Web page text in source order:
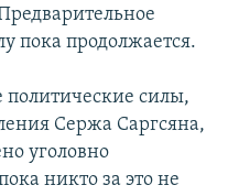
пока продолжается.
силы,
Сержа Саргсяна,
уголовно
никто за это не